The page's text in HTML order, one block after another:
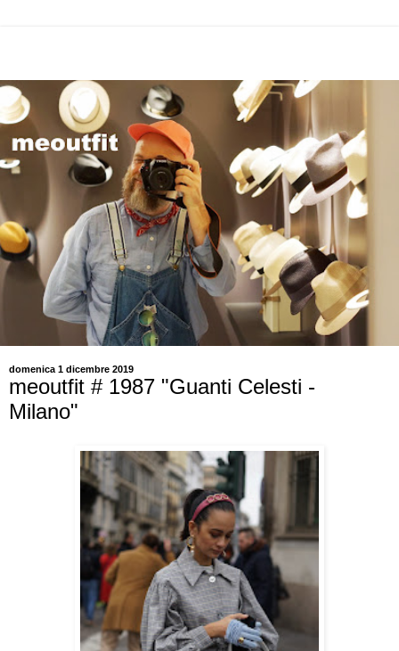
domenica 1 dicembre 2019
meoutfit # 1987 "Guanti Celesti -
Milano"